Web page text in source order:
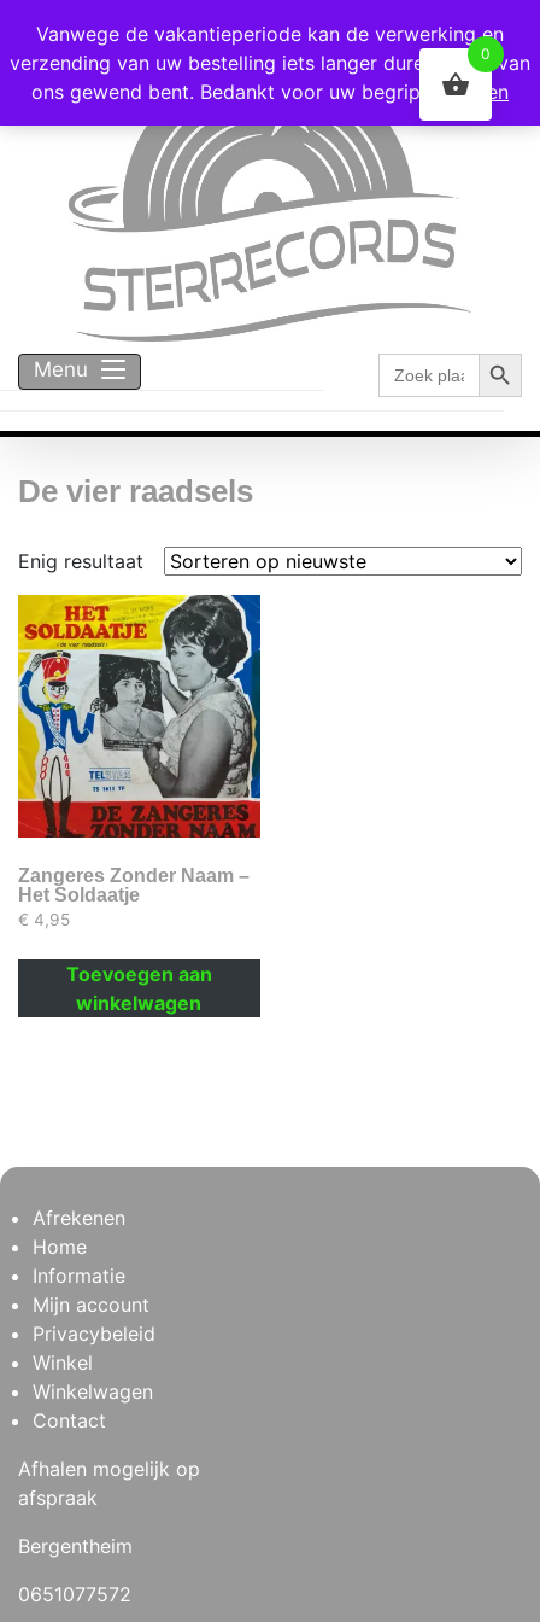
Voor 16:00 besteld = vandaag verzonden!
Menu
Zoek
naar:
De vier raadsels
Enig resultaat
Zangeres Zonder Naam –
Het Soldaatje
€ 4,95
Toevoegen aan
winkelwagen
Afrekenen
Home
Informatie
Mijn account
Privacybeleid
Winkel
Winkelwagen
Contact
Afhalen mogelijk op
afspraak
Bergentheim
0651077572
Vanwege de vakantieperiode kan de verwerking en
verzending van uw bestelling iets langer duren dan u van
ons gewend bent. Bedankt voor uw begrip!
Negeren
0